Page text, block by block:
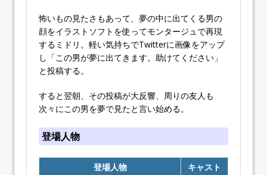
怖いもの見たさもあって、夢の中に出てくる男の
顔をイラストソフトを使ってモンタージュで再現
するミドリ。軽い気持ちでTwitterに画像をアップ
し「この男が夢に出てきます。助けてください」
と投稿する。
すると翌朝、その投稿が大反響、周りの友人も
次々にこの男を夢で見たと言い始める。
登場人物
登場人物 キャスト